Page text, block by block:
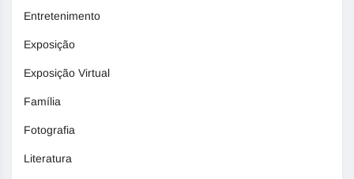
Entretenimento
Exposição
Exposição Virtual
Família
Fotografia
Literatura